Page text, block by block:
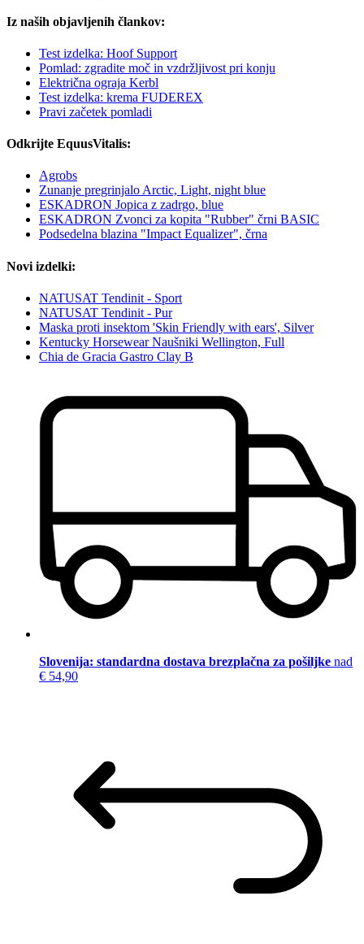
Iz naših objavljenih člankov:
Test izdelka: Hoof Support
Pomlad: zgradite moč in vzdržljivost pri konju
Električna ograja Kerbl
Test izdelka: krema FUDEREX
Pravi začetek pomladi
Odkrijte EquusVitalis:
Agrobs
Zunanje pregrinjalo Arctic, Light, night blue
ESKADRON Jopica z zadrgo, blue
ESKADRON Zvonci za kopita "Rubber" črni BASIC
Podsedelna blazina "Impact Equalizer", črna
Novi izdelki:
NATUSAT Tendinit - Sport
NATUSAT Tendinit - Pur
Maska proti insektom 'Skin Friendly with ears', Silver
Kentucky Horsewear Naušniki Wellington, Full
Chia de Gracia Gastro Clay B
Slovenija: standardna dostava brezplačna za pošiljke nad
€ 54,90